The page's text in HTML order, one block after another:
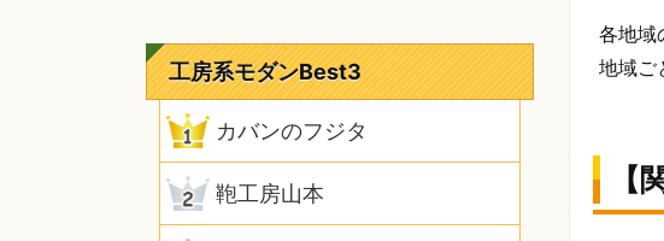
各地域
地域ご
【
工房系モダンBest3
カバンのフジタ
鞄工房山本